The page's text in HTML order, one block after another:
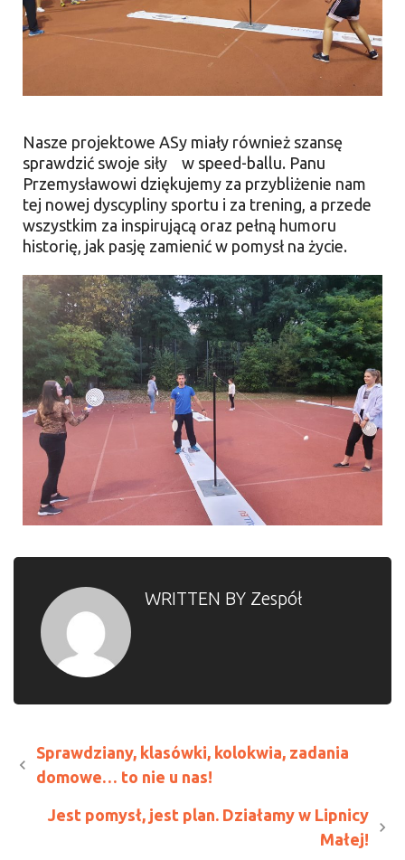
Nasze projektowe ASy miały również szansę
sprawdzić swoje siły w speed-ballu. Panu
Przemysławowi dziękujemy za przybliżenie nam
tej nowej dyscypliny sportu i za trening, a przede
wszystkim za inspirującą oraz pełną humoru
historię, jak pasję zamienić w pomysł na życie.
WRITTEN BY Zespół
Sprawdziany, klasówki, kolokwia, zadania
domowe… to nie u nas!
Jest pomysł, jest plan. Działamy w Lipnicy
Małej!